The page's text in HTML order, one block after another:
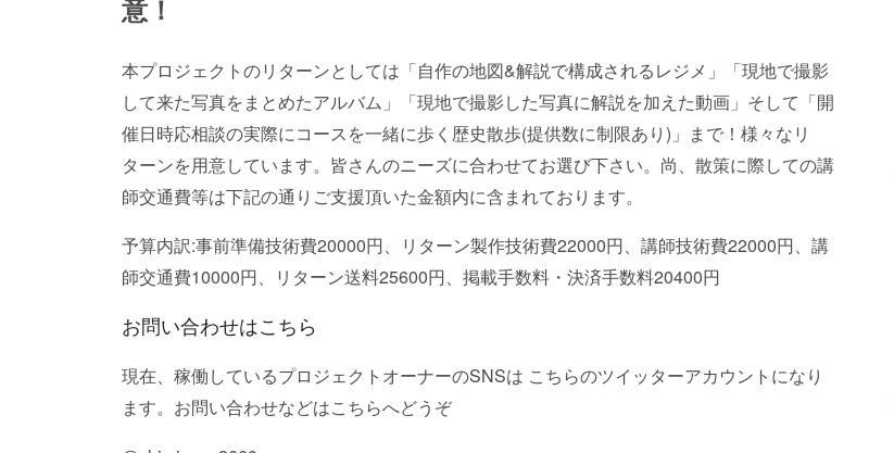
意！
本プロジェクトのリターンとしては「自作の地図&解説で構成されるレジメ」「現地で撮影
して来た写真をまとめたアルバム」「現地で撮影した写真に解説を加えた動画」そして「開
催日時応相談の実際にコースを一緒に歩く歴史散歩(提供数に制限あり)」まで！様々なリ
ターンを用意しています。皆さんのニーズに合わせてお選び下さい。尚、散策に際しての講
師交通費等は下記の通りご支援頂いた金額内に含まれております。
予算内訳:事前準備技術費20000円、リターン製作技術費22000円、講師技術費22000円、講
師交通費10000円、リターン送料25600円、掲載手数料・決済手数料20400円
お問い合わせはこちら
現在、稼働しているプロジェクトオーナーのSNSは こちらのツイッターアカウントになり
ます。お問い合わせなどはこちらへどうぞ